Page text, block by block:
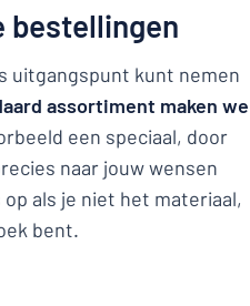
bestellingen
uitgangspunt kunt nemen
assortiment maken we
een speciaal, door
naar jouw wensen
op als je niet het materiaal,
bent.